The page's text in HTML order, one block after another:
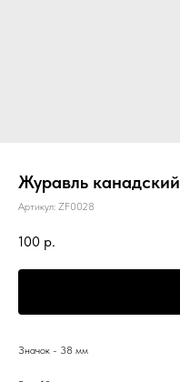
Журавль канадский
Артикул: ZF0028
100 р.
Значок - 38 мм